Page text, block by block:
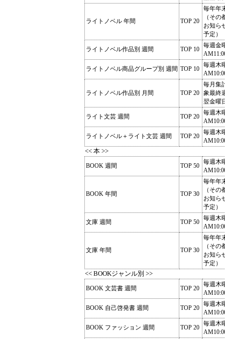
ライトノベル 年間 TOP 20
毎年年
（その
お知ら
予定）
ライトノベル作品別 週間 TOP 10
毎週金
ライトノベル商品グループ別 週間 TOP 10
毎週木
ライトノベル作品別 月間 TOP 20
毎月集
象最終
翌金曜
ライト文芸 週間 TOP 20
毎週木
ライトノベル＋ライト文芸 週間 TOP 20
毎週木
<< 本 >>
BOOK 週間 TOP 50
毎週木
BOOK 年間 TOP 30
毎年年
（その
お知ら
予定）
文庫 週間 TOP 50
毎週木
文庫 年間 TOP 30
毎年年
（その
お知ら
予定）
<< BOOKジャンル別 >>
BOOK 文芸書 週間 TOP 20
毎週木
BOOK 自己啓発書 週間 TOP 20
毎週木
BOOK ファッション 週間 TOP 20
毎週木